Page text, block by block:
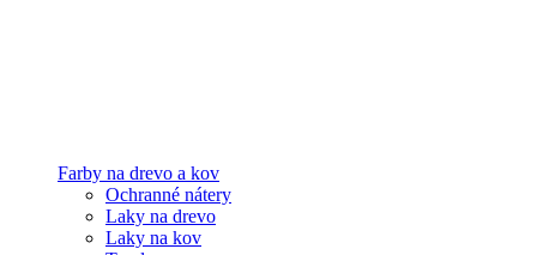
Farby na drevo a kov
Ochranné nátery
Laky na drevo
Laky na kov